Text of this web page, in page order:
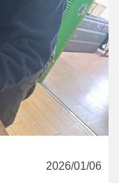
2026/01/06